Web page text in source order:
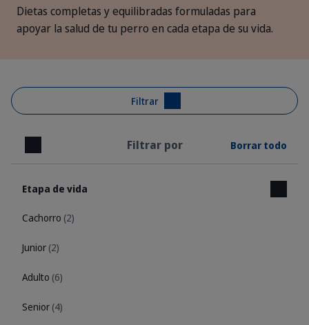
¿Necesitas ayuda?
Dietas completas y equilibradas formuladas para
apoyar la salud de tu perro en cada etapa de su vida.
Filtrar
Cerrar Filtrar por Borrar todo
Etapa de vida
Cachorro (2)
Junior (2)
Adulto (6)
Senior (4)